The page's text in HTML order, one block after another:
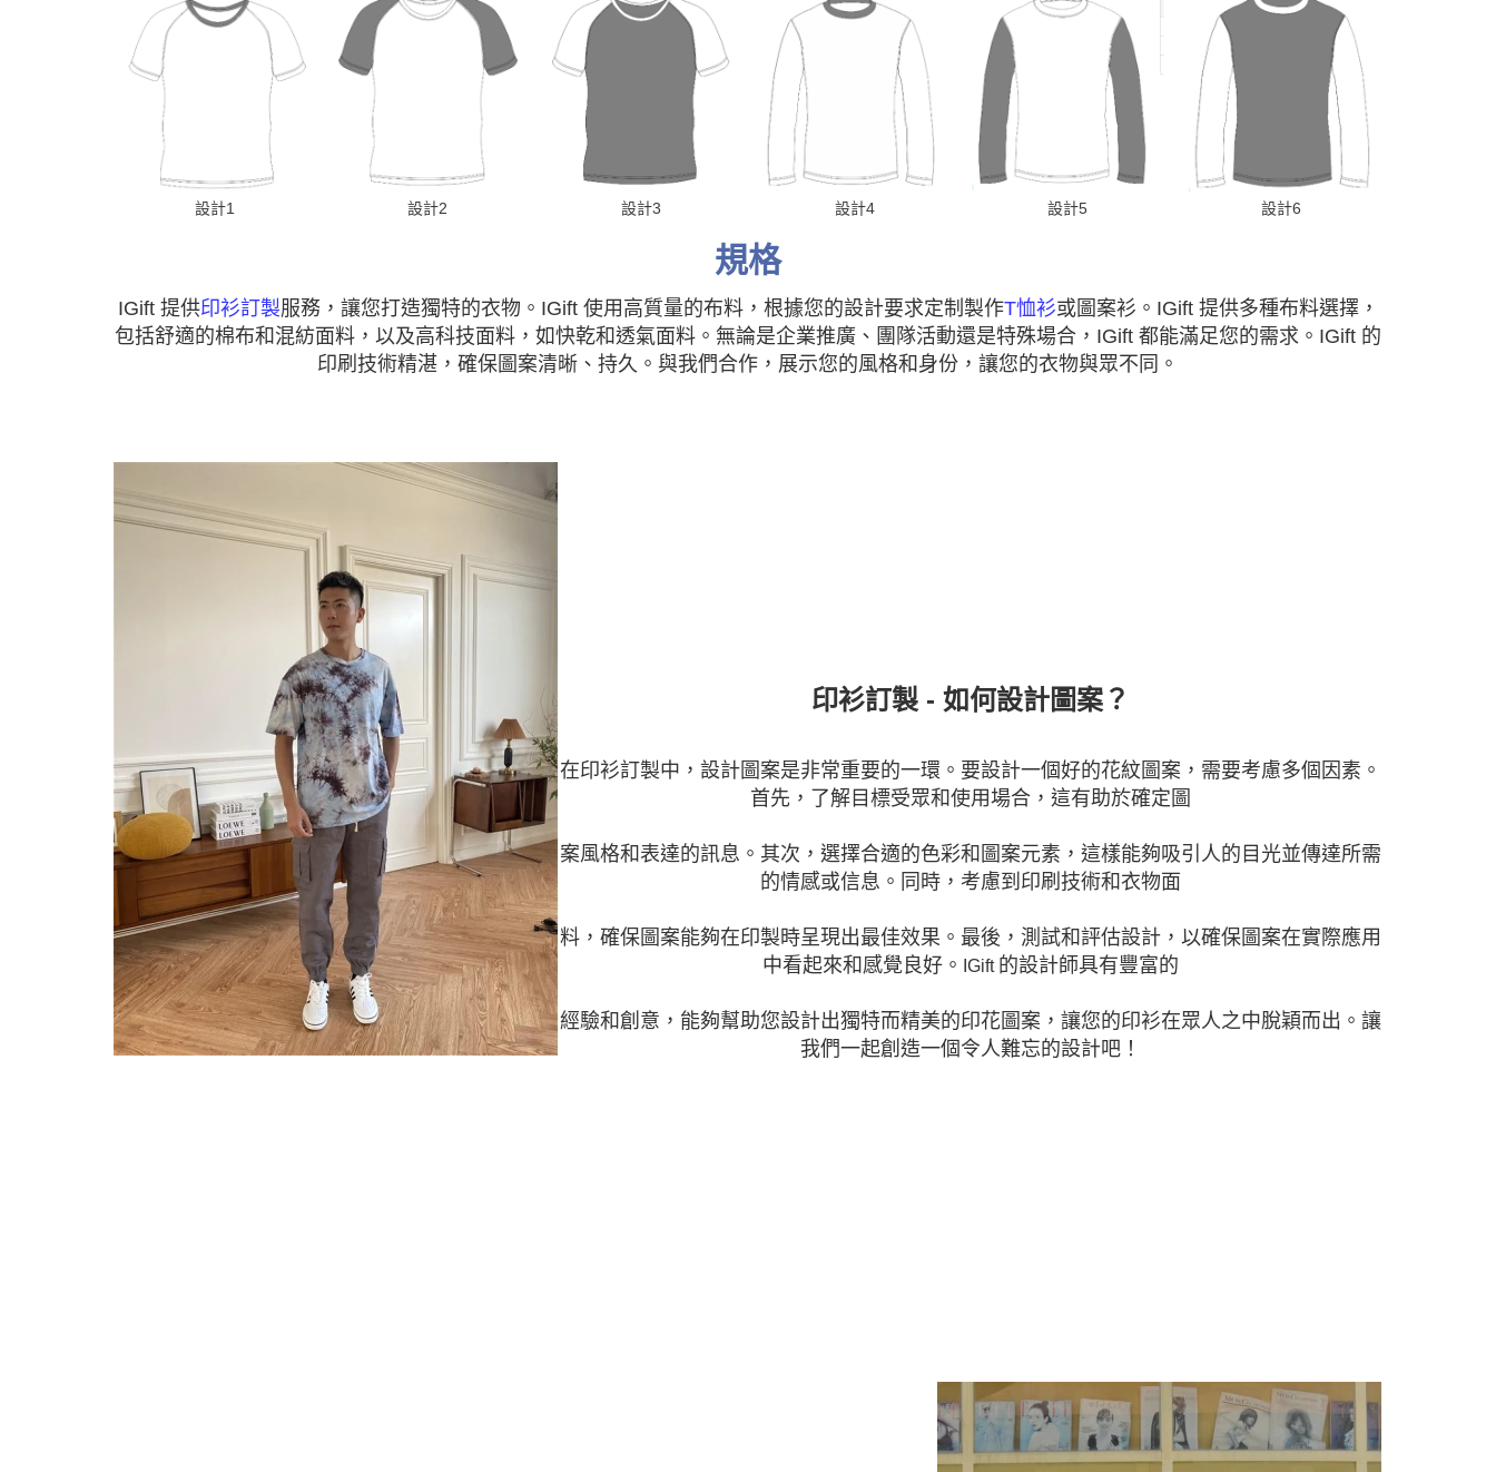
設計1 設計2 設計3 設計4 設計5 設計6
規格
IGift 提供印衫訂製服務，讓您打造獨特的衣物。 IGift 使用高質量的布料，根據您的設計要求定制製作T恤衫或圖案衫。 IGift 提供多種布料選擇，
包括舒適的棉布和混紡面料，以及高科技面料，如快乾和透氣面料。 無論是企業推廣、團隊活動還是特殊場合， IGift 都能滿足您的需求。 IGift 的
印刷技術精湛，確保圖案清晰、持久。與我們合作，展示您的風格和身份，讓您的衣物與眾不同。
印衫訂製 - 如何設計圖案？
在印衫訂製中，設計圖案是非常重要的一環。要設計一個好的花紋圖案，需要考慮多個因素。
首先，了解目標受眾和使用場合，這有助於確定圖
案風格和表達的訊息。其次，選擇合適的色彩和圖案元素，這樣能夠吸引人的目光並傳達所需
的情感或信息。同時，考慮到印刷技術和衣物面
料，確保圖案能夠在印製時呈現出最佳效果。最後，測試和評估設計，以確保圖案在實際應用
中看起來和感覺良好。 IGift 的設計師具有豐富的
經驗和創意，能夠幫助您設計出獨特而精美的印花圖案，讓您的印衫在眾人之中脫穎而出。讓
我們一起創造一個令人難忘的設計吧！